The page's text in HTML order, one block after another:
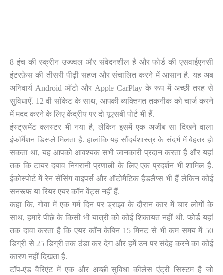
8 इंच की स्क्रीन उज्ज्वल और संवेदनशील है और फोर्ड की एसवाईएनसी
इंटरफ़ेस की तीसरी पीढ़ी सहज और संचालित करने में आसान है. यह अब
अनिवार्य Android ऑटो और Apple CarPlay के रूप में अच्छी तरह से
सुविधाएँ. 12 वी सॉकेट के साथ, आपकी व्यक्तिगत तकनीक को चार्ज करने
में मदद करने के लिए केंद्रीय पर दो यूएसबी पोर्ट भी हैं.
इंस्ट्रूमेंट क्लस्टर भी नया है, लेकिन इसमें एक अजीब सा दिखने वाला
इंफॉर्मेशन डिस्प्ले मिलता है. हालांकि यह सौंदर्यशास्त्र के संदर्भ में बेहतर हो
सकता था, यह आपको आवश्यक सभी जानकारी प्रदान करता है और यहां
तक ​​कि टायर दबाव निगरानी प्रणाली के लिए एक प्रदर्शन भी शामिल है.
ईकोस्पोर्ट में रेन सेंसिंग वाइपर्स और ऑटोमैटिक हैडलैंप्स भी हैं लेकिन कोई
सनरूफ या रियर एयर कॉन वेंट्स नहीं हैं.
कहा कि, गोवा में एक गर्म दिन पर ड्राइव के दौरान कार में चार लोगों के
साथ, हमारे पीछे के किसी भी यात्री को कोई शिकायत नहीं थी. फोर्ड यहां
तक ​​दावा करता है कि एयर कॉन केबिन 15 मिनट से भी कम समय में 50
डिग्री से 25 डिग्री तक ठंडा कर देगा और हमें उन पर संदेह करने का कोई
कारण नहीं दिखता है.
टॉप-एंड वैरिएंट में एक और अच्छी सुविधा कीलेस एंट्री सिस्टम है जो